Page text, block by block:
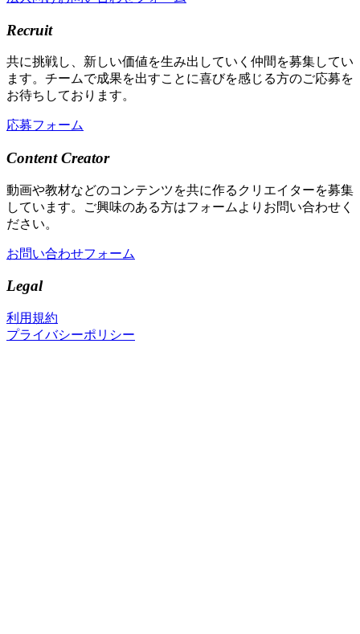
Recruit
共に挑戦し、新しい価値を生み出していく仲間を募集してい
ます。チームで成果を出すことに喜びを感じる方のご応募を
お待ちしております。
応募フォーム
Content Creator
動画や教材などのコンテンツを共に作るクリエイターを募集
しています。ご興味のある方はフォームよりお問い合わせく
ださい。
お問い合わせフォーム
Legal
利用規約
プライバシーポリシー